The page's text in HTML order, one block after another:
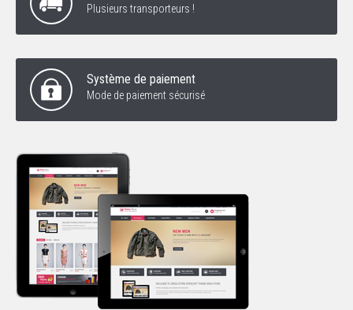
Plusieurs transporteurs !
Système de paiement
Mode de paiement sécurisé